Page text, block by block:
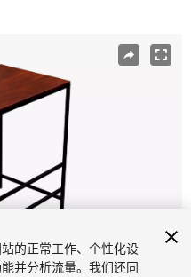
的正常工作、个性化设
并分析流量。我们还同